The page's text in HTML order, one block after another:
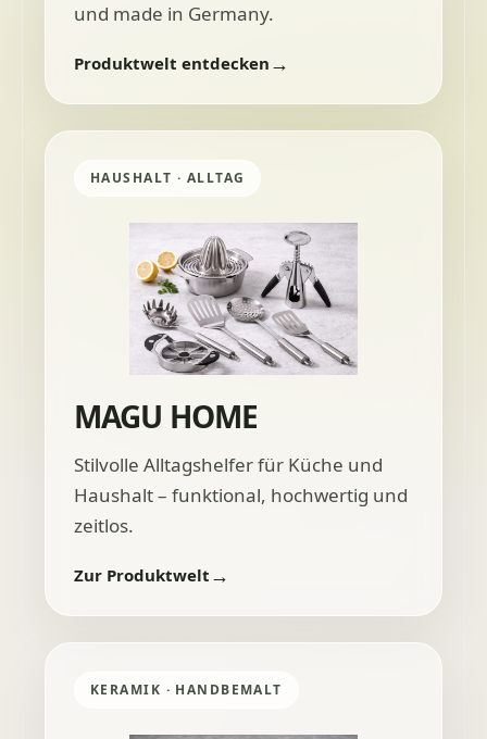
und made in Germany.
Produktwelt entdecken
HAUSHALT · ALLTAG
MAGU HOME
Stilvolle Alltagshelfer für Küche und
Haushalt – funktional, hochwertig und
zeitlos.
Zur Produktwelt
KERAMIK · HANDBEMALT